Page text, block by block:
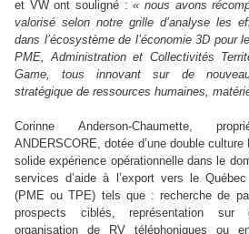
et VW ont souligné :« nous avons
valorisé selon notre grille d’analyse les
dans l’écosystème de l’économie 3D pour
PME, Administration et Collectivités
Game, tous innovant sur de
stratégique de ressources humaines,
Corinne Anderson-Chaumette,
ANDERSCORE, dotée d’une double culture
solide expérience opérationnelle dans le
services d’aide à l’export vers le
(PME ou TPE) tels que : recherche de
prospects ciblés, représentation sur
organisation de RV téléphoniques ou